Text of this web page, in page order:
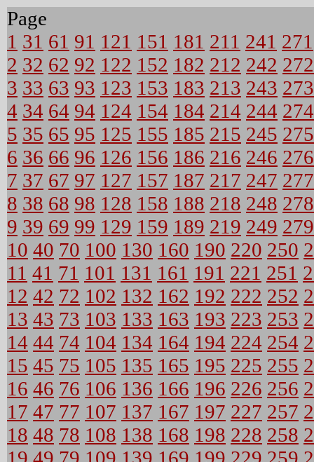
Page
1 31 61 91 121 151 181 211 241 271
2 32 62 92 122 152 182 212 242 272
3 33 63 93 123 153 183 213 243 273
4 34 64 94 124 154 184 214 244 274
5 35 65 95 125 155 185 215 245 275
6 36 66 96 126 156 186 216 246 276
7 37 67 97 127 157 187 217 247 277
8 38 68 98 128 158 188 218 248 278
9 39 69 99 129 159 189 219 249 279
10 40 70 100 130 160 190 220 250
11 41 71 101 131 161 191 221 251
12 42 72 102 132 162 192 222 252
13 43 73 103 133 163 193 223 253
14 44 74 104 134 164 194 224 254
15 45 75 105 135 165 195 225 255
16 46 76 106 136 166 196 226 256
17 47 77 107 137 167 197 227 257
18 48 78 108 138 168 198 228 258